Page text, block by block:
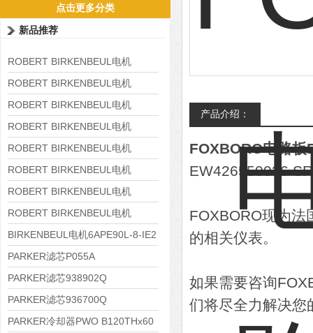
点击更多分类
新品推荐
ROBERT BIRKENBEUL电机
8APE225M-4-IE3
ROBERT BIRKENBEUL电机
8APE180L-4 IE3
ROBERT BIRKENBEUL电机
8APE160M-6 IE3
ROBERT BIRKENBEUL电机
8APE160L-4-IE3
ROBERT BIRKENBEUL电机
8APE112M-6K-IE3
ROBERT BIRKENBEUL电机
8APE100L-2 IE3
ROBERT BIRKENBEUL电机
8APE90S-4 IE3
ROBERT BIRKENBEUL电机
8APE80M-2K-IE3
BIRKENBEUL电机6APE90L-8-IE2
PARKER滤芯P055A
PARKER滤芯938902Q
PARKER滤芯936700Q
PARKER冷却器PWO B120THx60
产品介绍：
FOXBORO电路
EW426550036
FOXBORO现为
的相关仪表。
如果需要咨询
们将尽全力解决您